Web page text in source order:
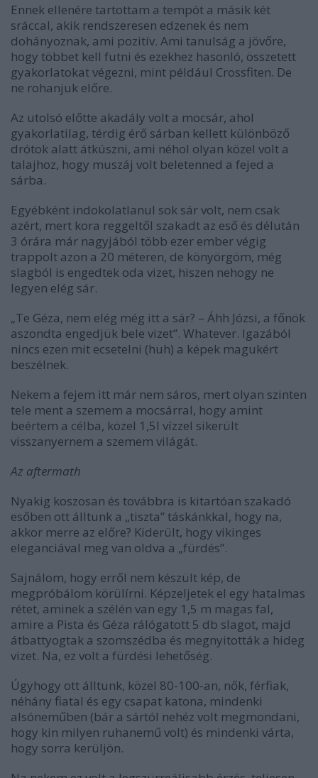
Ennek ellenére tartottam a tempót a másik két
sráccal, akik rendszeresen edzenek és nem
dohányoznak, ami pozitív. Ami tanulság a jövőre,
hogy többet kell futni és ezekhez hasonló, összetett
gyakorlatokat végezni, mint például Crossfiten. De
ne rohanjuk előre.
Az utolsó előtte akadály volt a mocsár, ahol
gyakorlatilag, térdig érő sárban kellett különböző
drótok alatt átkúszni, ami néhol olyan közel volt a
talajhoz, hogy muszáj volt beletenned a fejed a
sárba.
Egyébként indokolatlanul sok sár volt, nem csak
azért, mert kora reggeltől szakadt az eső és délután
3 órára már nagyjából több ezer ember végig
trappolt azon a 20 méteren, de könyörgöm, még
slagból is engedtek oda vizet, hiszen nehogy ne
legyen elég sár.
„Te Géza, nem elég még itt a sár? – Áhh Józsi, a főnök
aszondta engedjük bele vizet”. Whatever. Igazából
nincs ezen mit ecsetelni (huh) a képek magukért
beszélnek.
Nekem a fejem itt már nem sáros, mert olyan szinten
tele ment a szemem a mocsárral, hogy amint
beértem a célba, közel 1,5l vízzel sikerült
visszanyernem a szemem világát.
Az aftermath
Nyakig koszosan és továbbra is kitartóan szakadó
esőben ott álltunk a „tiszta” táskánkkal, hogy na,
akkor merre az előre? Kiderült, hogy vikinges
eleganciával meg van oldva a „fürdés”.
Sajnálom, hogy erről nem készült kép, de
megpróbálom körülírni. Képzeljetek el egy hatalmas
rétet, aminek a szélén van egy 1,5 m magas fal,
amire a Pista és Géza rálógatott 5 db slagot, majd
átbattyogtak a szomszédba és megnyitották a hideg
vizet. Na, ez volt a fürdési lehetőség.
Úgyhogy ott álltunk, közel 80-100-an, nők, férfiak,
néhány fiatal és egy csapat katona, mindenki
alsóneműben (bár a sártól nehéz volt megmondani,
hogy kin milyen ruhanemű volt) és mindenki várta,
hogy sorra kerüljön.